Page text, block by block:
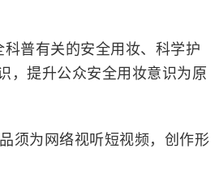
普有关的安全用妆、科学护
，提升公众安全用妆意识为原
为网络视听短视频，创作形